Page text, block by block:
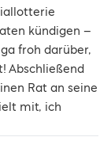
kündigen –
froh darüber,
Abschließend
Rat an seine
mit, ich